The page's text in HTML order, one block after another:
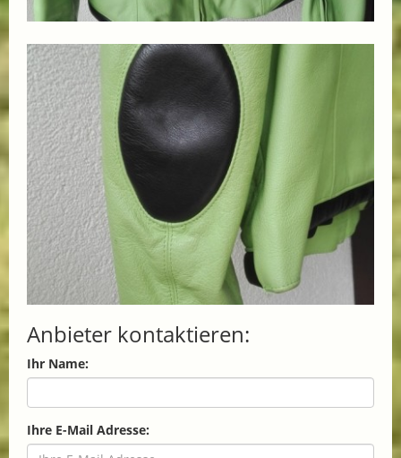
Anbieter kontaktieren:
Ihr Name:
Ihre E-Mail Adresse: